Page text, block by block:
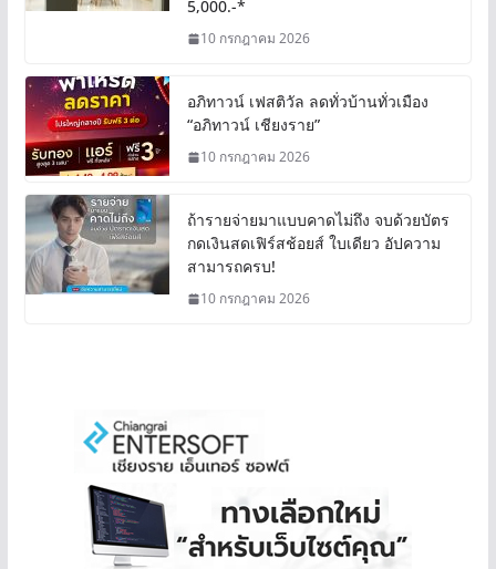
5,000.-*
10 กรกฎาคม 2026
อภิทาวน์ เฟสติวัล ลดทั่วบ้านทั่วเมือง
“อภิทาวน์ เชียงราย”
10 กรกฎาคม 2026
ถ้ารายจ่ายมาแบบคาดไม่ถึง จบด้วยบัตร
กดเงินสดเฟิร์สช้อยส์ ใบเดียว อัปความ
สามารถครบ!
10 กรกฎาคม 2026